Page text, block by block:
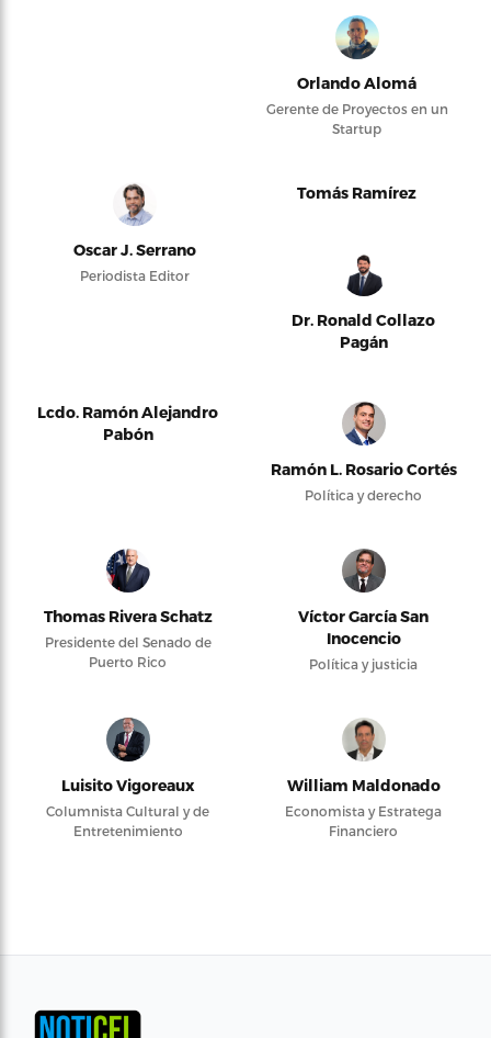
Orlando Alomá
Gerente de Proyectos en un
Startup
Oscar J. Serrano
Periodista Editor
Tomás Ramírez
Dr. Ronald Collazo
Pagán
Lcdo. Ramón Alejandro
Pabón
Ramón L. Rosario Cortés
Política y derecho
Thomas Rivera Schatz
Presidente del Senado de
Puerto Rico
Víctor García San
Inocencio
Política y justicia
Luisito Vigoreaux
Columnista Cultural y de
Entretenimiento
William Maldonado
Economista y Estratega
Financiero